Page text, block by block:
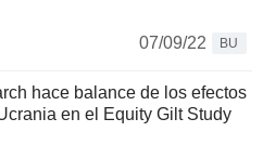
07/09/22
BU
hace balance de los efectos
en el Equity Gilt Study